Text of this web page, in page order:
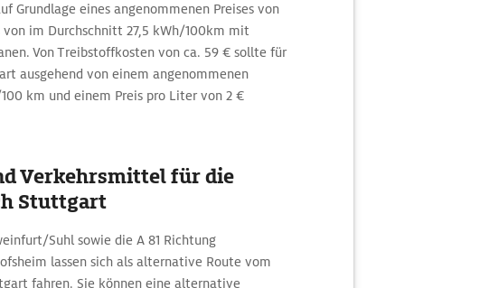
Grundlage eines angenommenen Preises von
im Durchschnitt 27,5 kWh/100km mit
Von Treibstoffkosten von ca. 59 € sollte für
ausgehend von einem angenommenen
km und einem Preis pro Liter von 2 €
Verkehrsmittel für die
Stuttgart
Suhl sowie die A 81 Richtung
lassen sich als alternative Route vom
fahren. Sie können eine alternative